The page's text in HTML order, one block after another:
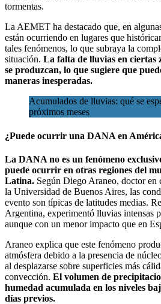
tormentas.
La AEMET ha destacado que, en
están ocurriendo en lugares que
tales fenómenos, lo que subraya la
situación. La falta de lluvias en ciertas
se produzcan, lo que sugiere que
maneras inesperadas.
Acumulados de lluvias: qué se
próximos meses
¿Puede ocurrir una DANA en
La DANA no es un fenómeno
puede ocurrir en otras regiones del
Latina. Según Diego Araneo, doctor en
la Universidad de Buenos Aires, las
evento son típicas de latitudes medias.
Argentina, experimentó lluvias intensas
aunque con un menor impacto que en
Araneo explica que este fenómeno
atmósfera debido a la presencia de
al desplazarse sobre superficies más
convección. El volumen de
humedad acumulada en los niveles
días previos.